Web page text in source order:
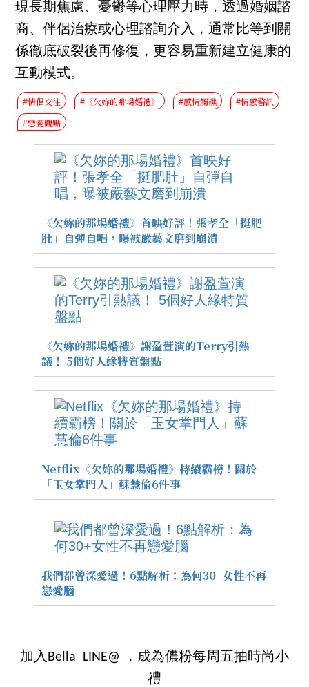
現長期焦慮、憂鬱等心理壓力時，透過婚姻諮
商、伴侶治療或心理諮詢介入，通常比等到關
係徹底破裂後再修復，更容易重新建立健康的
互動模式。
#情侶交往 #《欠妳的那場婚禮》 #感情觸礁
#情感警訊
#戀愛觀點
《欠妳的那場婚禮》首映好評！張孝全「挺肥
肚」自彈自唱，曝被嚴藝文磨到崩潰
《欠妳的那場婚禮》謝盈萱演的Terry引熱
議！ 5個好人緣特質盤點
Netflix《欠妳的那場婚禮》持續霸榜！關於
「玉女掌門人」蘇慧倫6件事
我們都曾深愛過！6點解析：為何30+女性不再
戀愛腦
加入Bella LINE@ ，成為儂粉每周五抽時尚小
禮